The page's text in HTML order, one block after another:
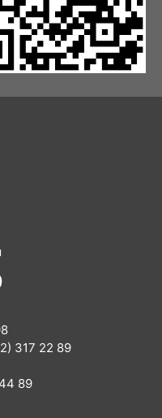
317 22 89
89